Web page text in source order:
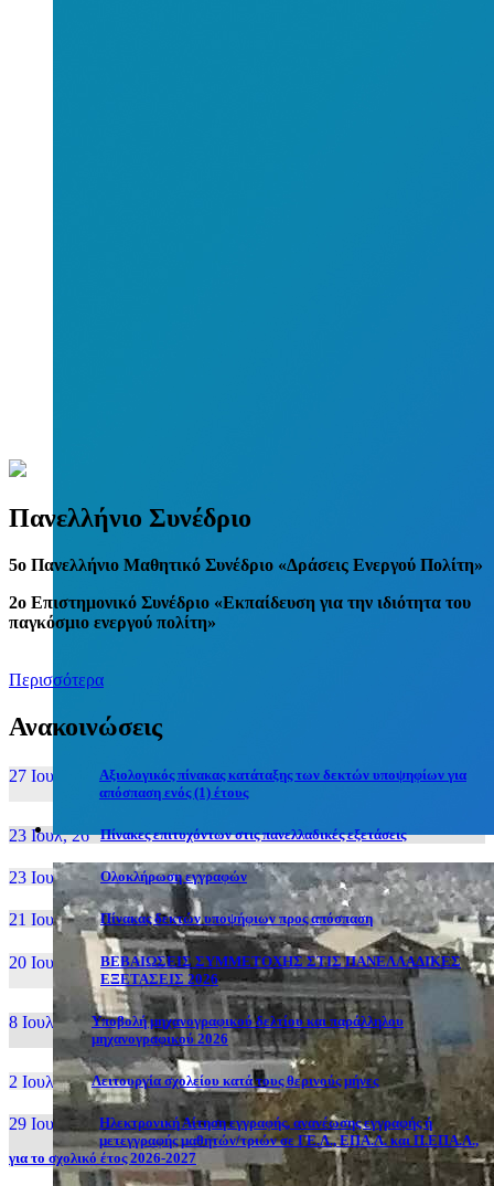
Πανελλήνιο Συνέδριο
5o Πανελλήνιο Μαθητικό Συνέδριο «Δράσεις Ενεργού Πολίτη»
2ο Επιστημονικό Συνέδριο «Εκπαίδευση για την ιδιότητα του
παγκόσμιο ενεργού πολίτη»
Περισσότερα
Ανακοινώσεις
27 Ιουν, 26
Αξιολογικός πίνακας κατάταξης των δεκτών υποψηφίων για
απόσπαση ενός (1) έτους
23 Ιουλ, 26 Πίνακες επιτυχόντων στις πανελλαδικές εξετάσεις
23 Ιουλ, 26 Ολοκλήρωση εγγραφών
21 Ιουλ, 26 Πίνακας δεκτών υποψήφιων προς απόσπαση
20 Ιουλ, 26
ΒΕΒΑΙΩΣΕΙΣ ΣΥΜΜΕΤΟΧΗΣ ΣΤΙΣ ΠΑΝΕΛΛΑΔΙΚΕΣ
ΕΞΕΤΑΣΕΙΣ 2026
8 Ιουλ, 26
Υποβολή μηχανογραφικού δελτίου και παράλληλου
μηχανογραφικού 2026
2 Ιουλ, 26 Λειτουργία σχολείου κατά τους θερινούς μήνες
29 Ιουν, 26
Ηλεκτρονική Αίτηση εγγραφής, ανανέωσης εγγραφής ή
μετεγγραφής μαθητών/τριών σε ΓΕ.Λ., ΕΠΑ.Λ. και Π.ΕΠΑ.Λ.,
για το σχολικό έτος 2026-2027